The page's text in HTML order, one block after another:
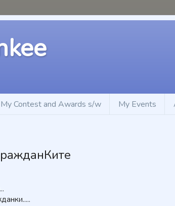
My Contest and Awards s/w My Events